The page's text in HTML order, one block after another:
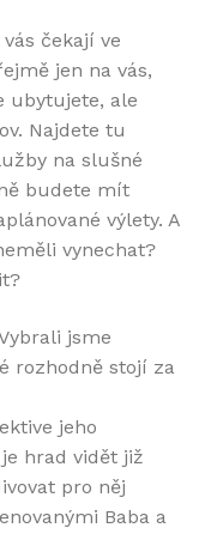
čekají ve
jen na vás,
ubytujete, ale
Najdete tu
na slušné
budete mít
výlety. A
vynechat?
jsme
rozhodně stojí za
jeho
hrad vidět již
pro něj
Baba a